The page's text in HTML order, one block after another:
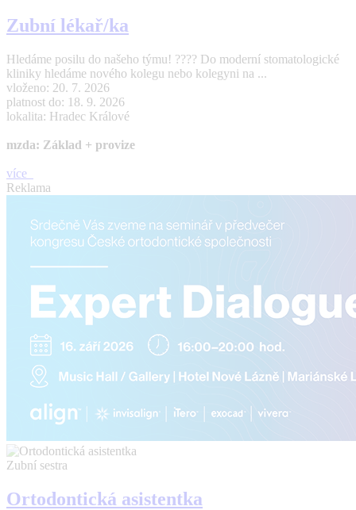
Zubní lékař/ka
Hledáme posilu do našeho týmu! ???? Do moderní stomatologické
kliniky hledáme nového kolegu nebo kolegyni na ...
vloženo: 20. 7. 2026
platnost do: 18. 9. 2026
lokalita: Hradec Králové
mzda: Základ + provize
více
Reklama
Zubní sestra
Ortodontická asistentka